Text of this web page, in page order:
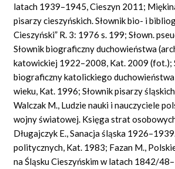
latach 1939–1945, Cieszyn 2011;
pisarzy cieszyńskich. Słownik bio- i
Cieszyński” R. 3: 1976 s. 199; Słown.
Słownik biograficzny duchowieństwa
katowickiej 1922–2008, Kat. 2009 (fot.);
biograficzny katolickiego
wieku, Kat. 1996; Słownik pisarzy
Walczak M., Ludzie nauki i nauczyciele
wojny światowej. Księga strat
Długajczyk E., Sanacja śląska
politycznych, Kat. 1983; Fazan M.,
na Śląsku Cieszyńskim w latach 1842/